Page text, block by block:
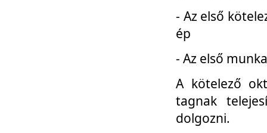
- Az első
ép
- Az első
A kötelező
tagnak
dolgozni.